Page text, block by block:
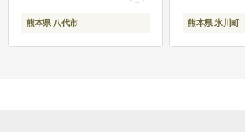
熊本県 八代市 熊本県 氷川町